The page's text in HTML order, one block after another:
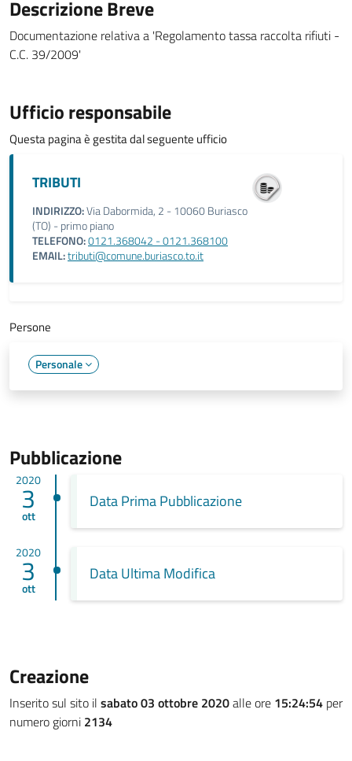
Descrizione Breve
Documentazione relativa a 'Regolamento tassa raccolta rifiuti -
C.C. 39/2009'
Ufficio responsabile
Questa pagina è gestita dal seguente ufficio
TRIBUTI
INDIRIZZO:Via Dabormida, 2 - 10060 Buriasco
(TO) - primo piano
TELEFONO:0121.368042 - 0121.368100
EMAIL:tributi@comune.buriasco.to.it
Persone
Personale
Pubblicazione
2020
3
ott
Data Prima Pubblicazione
2020
3
ott
Data Ultima Modifica
Creazione
Inserito sul sito il sabato 03 ottobre 2020alle ore 15:24:54 per
numero giorni 2134